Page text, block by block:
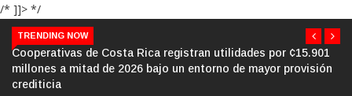
/* ]]> */
TRENDING NOW
por ¢15.901
mayor provisión
El aula frente al «sálvese quien pueda»: la
humanizar la escuela a través de la